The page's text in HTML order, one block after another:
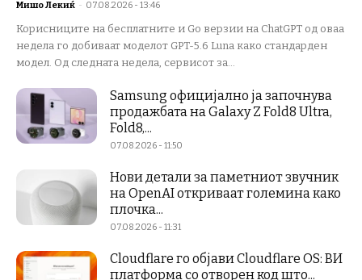
Мишо Лекиќ - 07.08.2026 - 13:46
Корисниците на бесплатните и Go верзии на ChatGPT од оваа
недела го добиваат моделот GPT-5.6 Luna како стандарден
модел. Од следната недела, сервисот за...
Samsung официјално ја започнува
продажбата на Galaxy Z Fold8 Ultra,
Fold8,...
07.08.2026 - 11:50
Нови детали за паметниот звучник
на OpenAI откриваат големина како
плочка...
07.08.2026 - 11:31
Cloudflare го објави Cloudflare OS: ВИ
платформа со отворен код што...